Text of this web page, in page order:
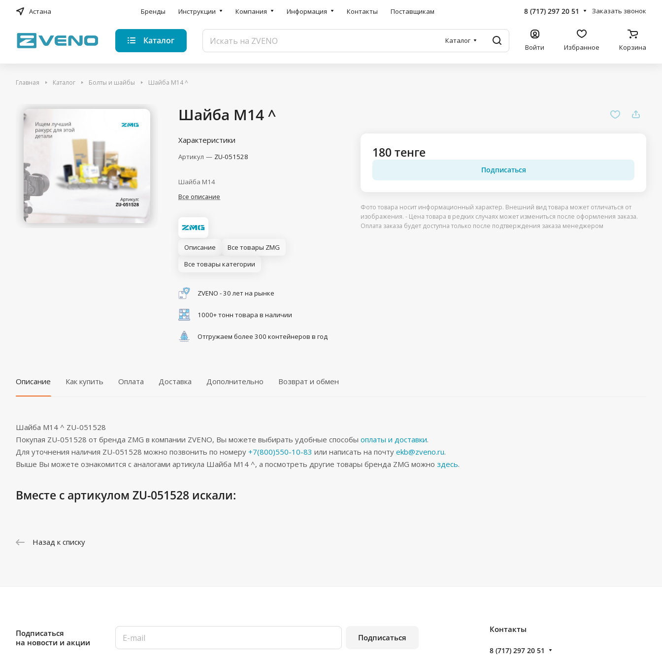
Астана Бренды Инструкции Компания Информация Контакты Поставщикам 8 (717) 297 20 51 Заказать звонок
Каталог Каталог
Войти Избранное Корзина
Главная Каталог Болты и шайбы Шайба M14 ^
Шайба M14 ^
Характеристики
Артикул — ZU-051528
Шайба M14
Все описание
Описание
Все товары ZMG
Все товары категории
ZVENO - 30 лет на рынке
1000+ тонн товара в наличии
Отгружаем более 300 контейнеров в год
180 тенге
Подписаться
Фото товара носит информационный характер. Внешний вид товара может отличаться от
изображения. - Цена товара в редких случаях может измениться после оформления заказа.
Оплата заказа будет доступна только после подтверждения заказа менеджером
Описание Как купить Оплата Доставка Дополнительно Возврат и обмен
Шайба M14 ^ ZU-051528
Покупая ZU-051528 от бренда ZMG в компании ZVENO, Вы можете выбирать удобные способы оплаты и доставки.
Для уточнения наличия ZU-051528 можно позвонить по номеру +7(800)550-10-83 или написать на почту ekb@zveno.ru.
Выше Вы можете ознакомится с аналогами артикула Шайба M14 ^, а посмотреть другие товары бренда ZMG можно здесь.
Вместе с артикулом ZU-051528 искали:
Назад к списку
Подписаться
на новости и акции
Подписаться
Контакты
8 (717) 297 20 51